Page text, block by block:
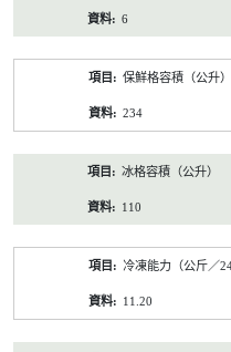
6
保鮮格容積（公升）
234
冰格容積（公升）
110
冷凍能力（公斤／24
11.20